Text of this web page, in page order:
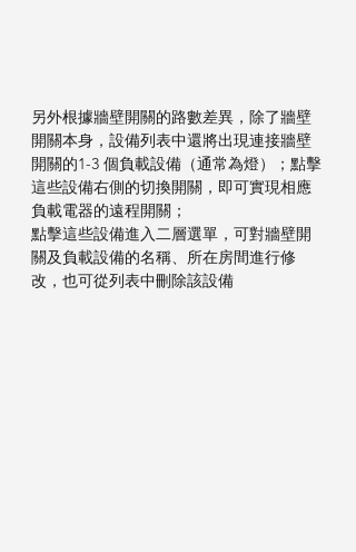
另外根據牆壁開關的路數差異，除了牆壁
開關本身，設備列表中還將出現連接牆壁
開關的1-3 個負載設備（通常為燈）；點擊
這些設備右側的切換開關，即可實現相應
負載電器的遠程開關；
點擊這些設備進入二層選單，可對牆壁開
關及負載設備的名稱、所在房間進行修
改，也可從列表中刪除該設備